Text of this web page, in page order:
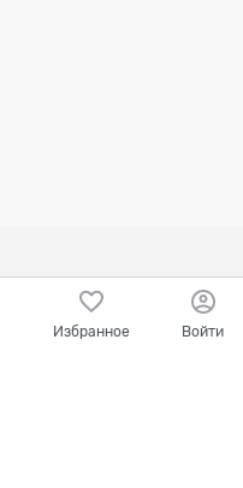
Избранное Войти